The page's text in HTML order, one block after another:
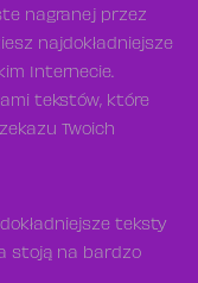
nagranej przez
najdokładniejsze
Internecie.
tekstów, które
Twoich
teksty
stoją na bardzo